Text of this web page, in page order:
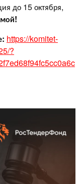
до 15 октября,
https://komitet-
?